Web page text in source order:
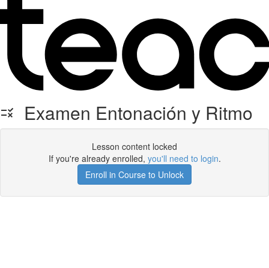
Examen Entonación y Ritmo
Lesson content locked
If you're already enrolled, you'll need to login.
Enroll in Course to Unlock